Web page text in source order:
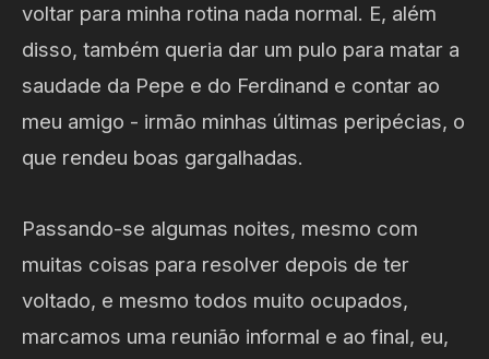
voltar para minha rotina nada normal. E, além
disso, também queria dar um pulo para matar a
saudade da Pepe e do Ferdinand e contar ao
meu amigo - irmão minhas últimas peripécias, o
que rendeu boas gargalhadas.
Passando-se algumas noites, mesmo com
muitas coisas para resolver depois de ter
voltado, e mesmo todos muito ocupados,
marcamos uma reunião informal e ao final, eu,